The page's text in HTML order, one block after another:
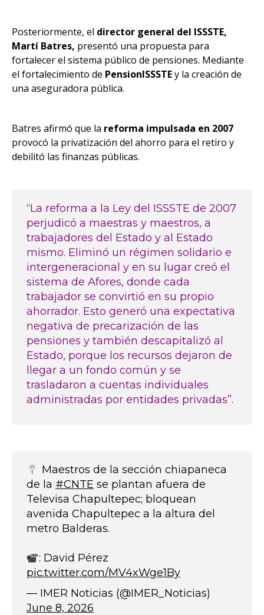
Posteriormente, el director general del ISSSTE,
Martí Batres, presentó una propuesta para
fortalecer el sistema público de pensiones. Mediante
el fortalecimiento de PensionISSSTEy la creación de
una aseguradora pública.
Batres afirmó que la reforma impulsada en 2007
provocó la privatización del ahorro para el retiro y
debilitó las finanzas públicas.
“La reforma a la Ley del ISSSTE de 2007
perjudicó a maestras y maestros, a
trabajadores del Estado y al Estado
mismo. Eliminó un régimen solidario e
intergeneracional y en su lugar creó el
sistema de Afores, donde cada
trabajador se convirtió en su propio
ahorrador. Esto generó una expectativa
negativa de precarización de las
pensiones y también descapitalizó al
Estado, porque los recursos dejaron de
llegar a un fondo común y se
trasladaron a cuentas individuales
administradas por entidades privadas”.
Maestros de la sección chiapaneca
de la #CNTE se plantan afuera de
Televisa Chapultepec; bloquean
avenida Chapultepec a la altura del
metro Balderas.
: David Pérez
pic.twitter.com/MV4xWge1By
— IMER Noticias (@IMER_Noticias)
June 8, 2026